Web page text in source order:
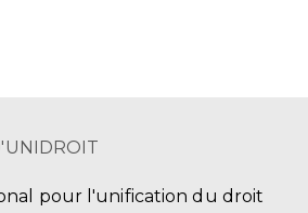
pour l'unification du droit